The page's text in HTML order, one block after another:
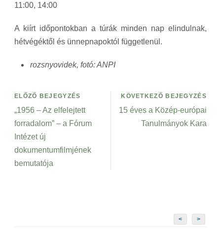
11:00, 14:00
A kiírt időpontokban a túrák minden nap elindulnak,
hétvégéktől és ünnepnapoktól függetlenül.
rozsnyovidek, fotó: ANPI
ELŐZŐ BEJEGYZÉS
„1956 – Az elfelejtett
forradalom” – a Fórum
Intézet új
dokumentumfilmjének
bemutatója
KÖVETKEZŐ BEJEGYZÉS
15 éves a Közép-európai
Tanulmányok Kara
< >